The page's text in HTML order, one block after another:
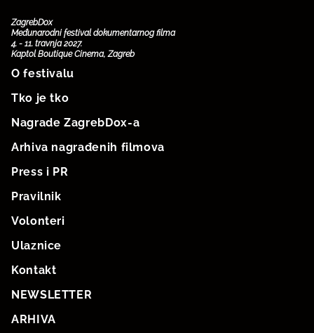
ZagrebDox
Međunarodni festival dokumentarnog filma
4. - 11. travnja 2027.
Kaptol Boutique Cinema, Zagreb
O festivalu
Tko je tko
Nagrade ZagrebDox-a
Arhiva nagrađenih filmova
Press i PR
Pravilnik
Volonteri
Ulaznice
Kontakt
NEWSLETTER
ARHIVA